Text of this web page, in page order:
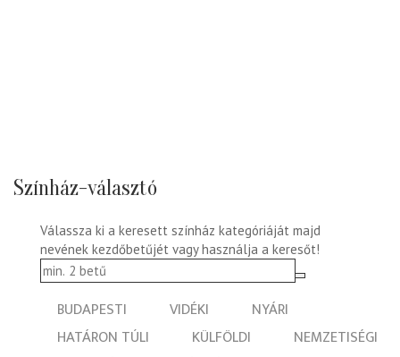
Színház-választó
Válassza ki a keresett színház kategóriáját majd
nevének kezdőbetűjét vagy használja a keresőt!
BUDAPESTI VIDÉKI
NYÁRI
HATÁRON TÚLI
KÜLFÖLDI
NEMZETISÉGI